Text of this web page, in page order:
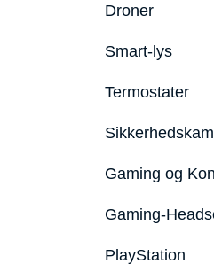
Droner
Smart-lys
Termostater
Gaming og
Gaming-
PlayStation